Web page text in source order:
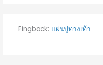
Pingback: แผ่นปูทางเท้า